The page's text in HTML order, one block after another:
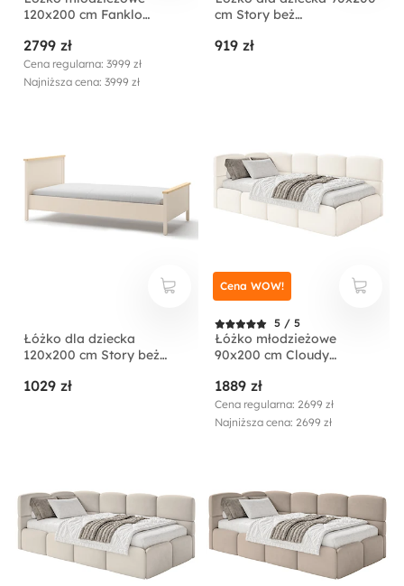
120x200 cm Fanklo
materacem pojemnikiem i
barierkami szarobeżowe
plusz hydrofobowy
2799 zł
Cena regularna: 3999 zł
Najniższa cena: 3999 zł
cm Story beż
bielona
919 zł
Łóżko dla dziecka
120x200 cm Story beż
bielona
1029 zł
5 / 5
Łóżko młodzieżowe
90x200 cm Cloudy
pojemnikiem kremowe
welur hydrofobowy
łatwoczyszczący
1889 zł
Cena regularna: 2699 zł
Najniższa cena: 2699 zł
Cena WOW!